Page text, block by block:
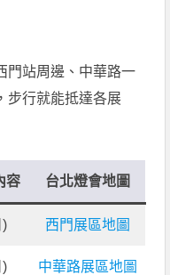
門站周邊、中華路一
步行就能抵達各展
容 台北燈會地圖
) 西門展區地圖
) 中華路展區地圖